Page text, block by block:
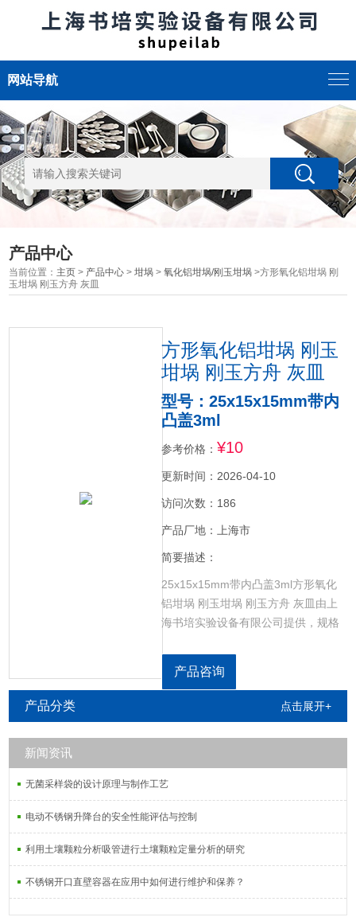
网站导航
产品中心
当前位置： 主页 > 产品中心 >坩埚 >氧化铝坩埚/刚玉坩埚 >方形氧化铝坩埚 刚
玉坩埚 刚玉方舟 灰皿
方形氧化铝坩埚 刚玉
坩埚 刚玉方舟 灰皿
型号：25x15x15mm带内
凸盖3ml
参考价格： ¥10
更新时间：2026-04-10
访问次数：186
产品厂地：上海市
简要描述：
25x15x15mm带内凸盖3ml方形氧化
铝坩埚 刚玉坩埚 刚玉方舟 灰皿由上
海书培实验设备有限公司提供，规格
业分析。
产品咨询
产品分类 点击展开+
新闻资讯
无菌采样袋的设计原理与制作工艺
电动不锈钢升降台的安全性能评估与控制
利用土壤颗粒分析吸管进行土壤颗粒定量分析的研究
不锈钢开口直壁容器在应用中如何进行维护和保养？